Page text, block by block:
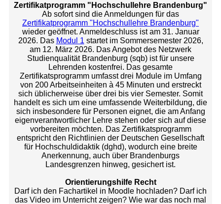
Zertifikatprogramm "Hochschullehre Brandenburg"
Ab sofort sind die Anmeldungen für das
Zertifikatprogramm "Hochschullehre Brandenburg"
wieder geöffnet. Anmeldeschluss ist am 31. Januar
2026. Das Modul 1 startet im Sommersemester 2026,
am 12. März 2026. Das Angebot des Netzwerk
Studienqualität Brandenburg (sqb) ist für unsere
Lehrenden kostenfrei. Das gesamte
Zertifikatsprogramm umfasst drei Module im Umfang
von 200 Arbeitseinheiten à 45 Minuten und erstreckt
sich üblicherweise über drei bis vier Semester. Somit
handelt es sich um eine umfassende Weiterbildung, die
sich insbesondere für Personen eignet, die am Anfang
eigenverantwortlicher Lehre stehen oder sich auf diese
vorbereiten möchten. Das Zertifikatsprogramm
entspricht den Richtlinien der Deutschen Gesellschaft
für Hochschuldidaktik (dghd), wodurch eine breite
Anerkennung, auch über Brandenburgs
Landesgrenzen hinweg, gesichert ist.
Orientierungshilfe Recht
Darf ich den Fachartikel in Moodle hochladen? Darf ich
das Video im Unterricht zeigen? Wie war das noch mal